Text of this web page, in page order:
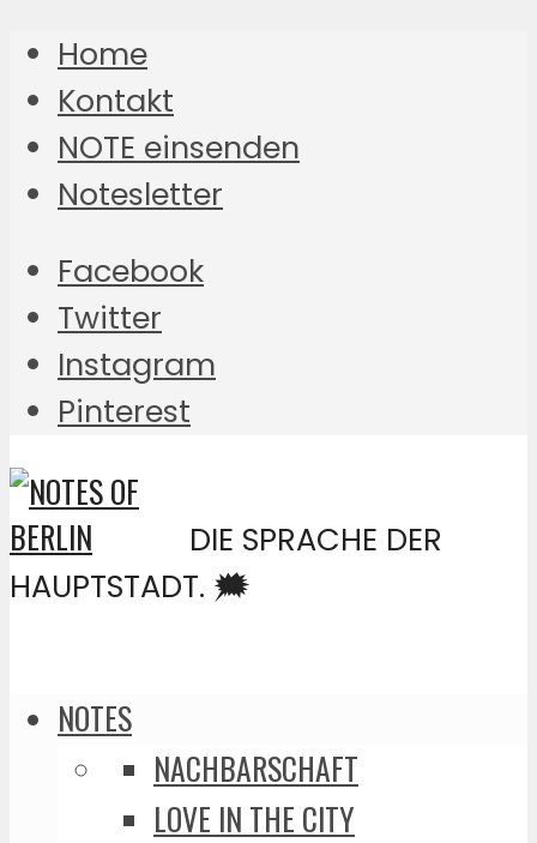
Home
Kontakt
NOTE einsenden
Notesletter
Facebook
Twitter
Instagram
Pinterest
DIE SPRACHE DER
HAUPTSTADT. 🗯️
NOTES
NACHBARSCHAFT
LOVE IN THE CITY